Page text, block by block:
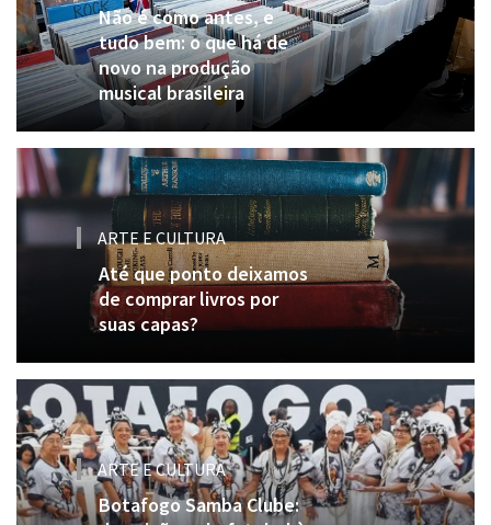
Não é como antes, e
tudo bem: o que há de
novo na produção
musical brasileira
ARTE E CULTURA
Até que ponto deixamos
de comprar livros por
suas capas?
ARTE E CULTURA
Botafogo Samba Clube: